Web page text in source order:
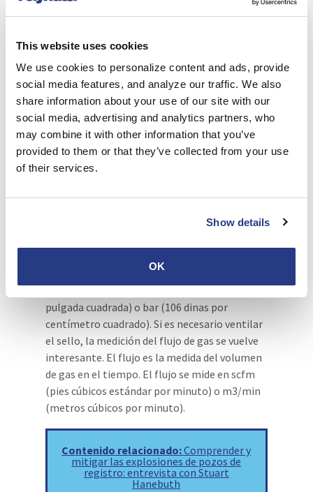
This website uses cookies
We use cookies to personalize content and ads, provide
social media features, and analyze our traffic. We also
share information about your use of our site with our
social media, advertising and analytics partners, who
may combine it with other information that you’ve
provided to them or that they’ve collected from your use
of their services.
Show details
OK
más alto de lo que se suele necesitar para
conformidad con el código.
Flujo de aire vs. presión
del aire
A veces, el objetivo es minimizar el paso del
neumático, el sello se somete a una presión de
gas medida en fuerza por área: psi (libras por
pulgada cuadrada) o bar (106 dinas por
centímetro cuadrado). Si es necesario ventilar
el sello, la medición del flujo de gas se vuelve
interesante. El flujo es la medida del volumen
de gas en el tiempo. El flujo se mide en scfm
(pies cúbicos estándar por minuto) o m3/min
(metros cúbicos por minuto).
Contenido relacionado:Comprender y
mitigar las explosiones de pozos de
registro: entrevista con Stuart
Hanebuth